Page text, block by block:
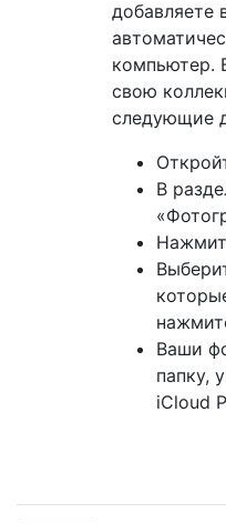
добавляете
компьютер.
свою
следующие
В
Ваши
папку,
iCloud